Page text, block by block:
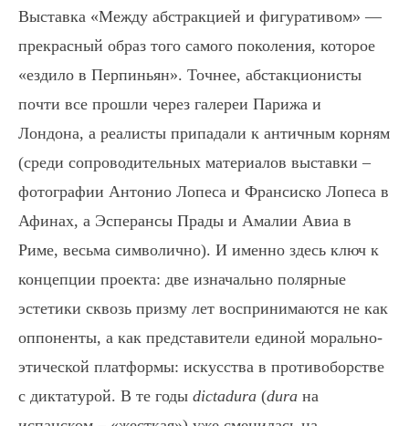
Выставка «Между абстракцией и фигуративом» —
прекрасный образ того самого поколения, которое
«ездило в Перпиньян». Точнее, абстакционисты
почти все прошли через галереи Парижа и
Лондона, а реалисты припадали к античным корням
(среди сопроводительных материалов выставки –
фотографии Антонио Лопеса и Франсиско Лопеса в
Афинах, а Эсперансы Прады и Амалии Авиа в
Риме, весьма символично). И именно здесь ключ к
концепции проекта: две изначально полярные
эстетики сквозь призму лет воспринимаются не как
оппоненты, а как представители единой морально-
этической платформы: искусства в противоборстве
с диктатурой. В те годы dictadura (dura на